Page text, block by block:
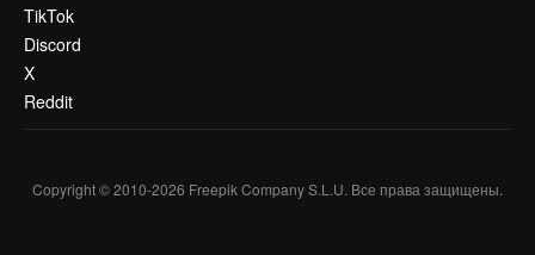
TikTok
Discord
X
Reddit
Copyright © 2010-2026 Freepik Company S.L.U. Все права защищены.